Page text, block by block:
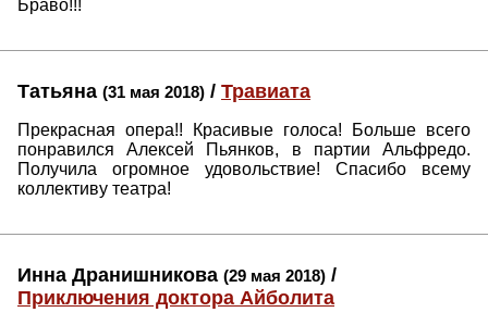
Браво!!!
Татьяна (31 мая 2018) / Травиата
Прекрасная опера!! Красивые голоса! Больше всего
понравился Алексей Пьянков, в партии Альфредо.
Получила огромное удовольствие! Спасибо всему
коллективу театра!
Инна Дранишникова (29 мая 2018) /
Приключения доктора Айболита